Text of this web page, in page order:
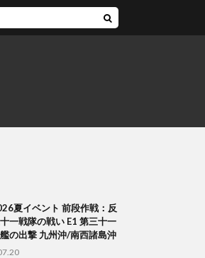
沖
夏イベント 前段作戦：反
一戦隊の戦い E1 第三十一
の出撃 九州沖/南西諸島沖